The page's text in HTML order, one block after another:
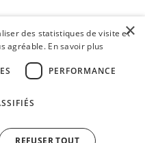
? Contactez-nous !
×
des statistiques de visite et
agréable. En savoir plus
PERFORMANCE
REFUSER TOUT